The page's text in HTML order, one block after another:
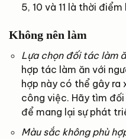
5, 10 và 11 là thời
Không nên làm
Lựa chọn đối tác làm
hợp tác làm ăn với
hợp này có thể gây ra
công việc. Hãy tìm
để mang lại sự phát
Màu sắc không phù